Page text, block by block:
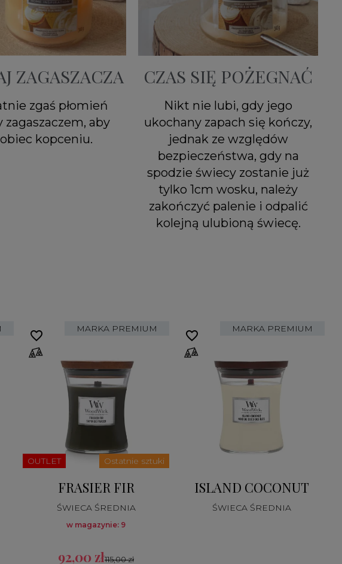
ZAGASZACZA
zgaś płomień
zagaszaczem, aby
kopceniu.
CZAS SIĘ POŻEGNAĆ
Nikt nie lubi, gdy jego
ukochany zapach się kończy,
jednak ze względów
bezpieczeństwa, gdy na
spodzie świecy zostanie już
tylko 1cm wosku, należy
zakończyć palenie i odpalić
kolejną ulubioną świecę.
MARKA PREMIUM
OUTLET Ostatnie sztuki
FRASIER FIR
ŚWIECA ŚREDNIA
w magazynie: 9
92,00 zł115,00 zł
favorite_border MARKA PREMIUM
ISLAND COCONUT
ŚWIECA ŚREDNIA
favorite_border